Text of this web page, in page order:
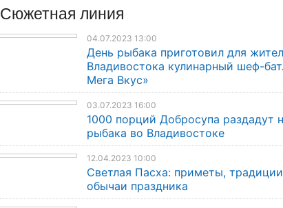
Сюжетная линия
04.07.2023 13:00
День рыбака приготовил для
Владивостока кулинарный шеф-
Мега Вкус»
03.07.2023 16:00
1000 порций Добросупа раздадут
рыбака во Владивостоке
12.04.2023 10:00
Светлая Пасха: приметы,
обычаи праздника